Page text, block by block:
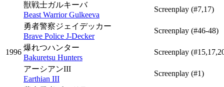
獣戦士ガルキーバ
Beast Warrior Gulkeeva
Screenplay (#7,17)
勇者警察ジェイデッカー
Brave Police J-Decker
Screenplay (#46-48)
1996
爆れつハンター
Bakuretsu Hunters
Screenplay
アーシアンIII
Earthian III
Screenplay (#1)